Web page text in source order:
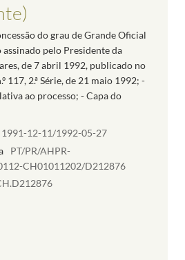
do grau de Grande Oficial
pelo Presidente da
de 7 abril 1992, publicado no
117, 2.ª Série, de 21 maio 1992; -
ao processo; - Capa do
1991-12-11/1992-05-27
PT/PR/AHPR-
CH01011202/D212876